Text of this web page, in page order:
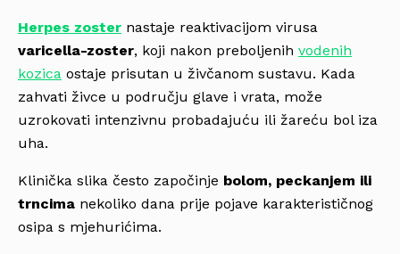
Herpes zoster nastaje reaktivacijom virusa
varicella-zoster, koji nakon preboljenih vodenih
kozica ostaje prisutan u živčanom sustavu. Kada
zahvati živce u području glave i vrata, može
uzrokovati intenzivnu probadajuću ili žareću bol iza
uha.
Klinička slika često započinje bolom, peckanjem ili
trncima nekoliko dana prije pojave karakterističnog
osipa s mjehurićima.